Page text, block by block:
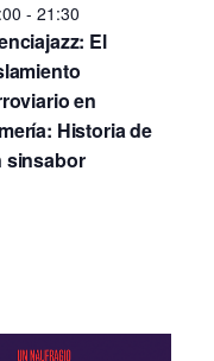
-21:30
El
en
Historia de
sinsabor